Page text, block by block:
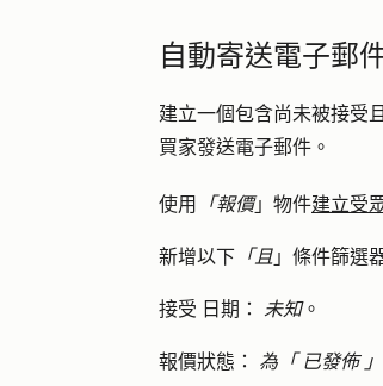
自動寄送電子郵
建立一個包含尚未被接受
買家發送電子郵件。
使用 「報價」物件建立受
新增以下 「且 」條件篩選
接受 日期： 未知。
報價狀態： 為「 已發佈 」